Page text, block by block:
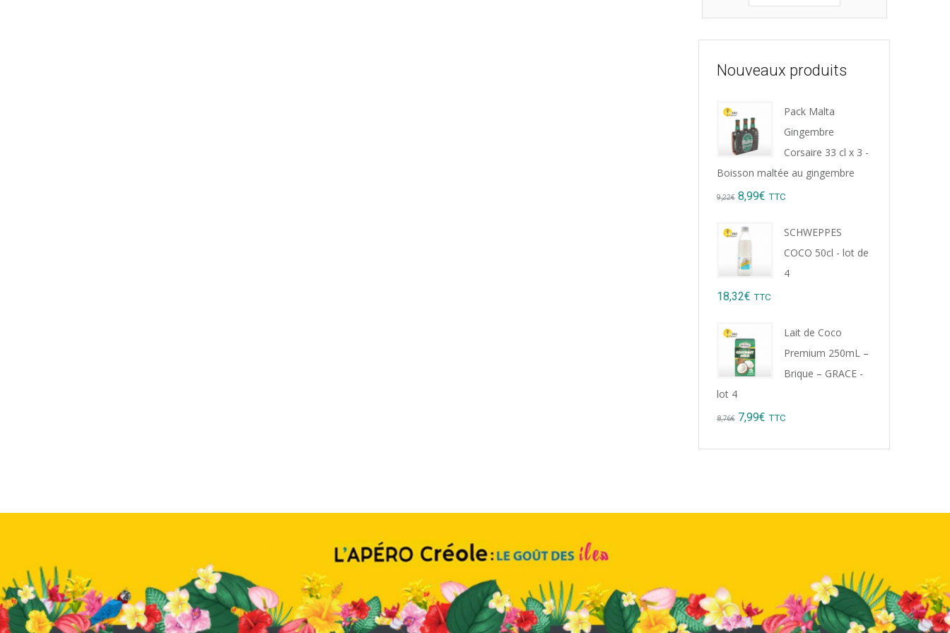
Nouveaux produits
Pack Malta
Gingembre
Corsaire 33 cl x 3 -
Boisson maltée au gingembre
9,22€ Original
was:
9,22€.
8,99€ Current
TTC
SCHWEPPES
COCO 50cl - lot de
4
18,32€ TTC
Lait de Coco
Premium 250mL –
Brique – GRACE -
lot 4
8,76€ Original
7,99€ Current
TTC